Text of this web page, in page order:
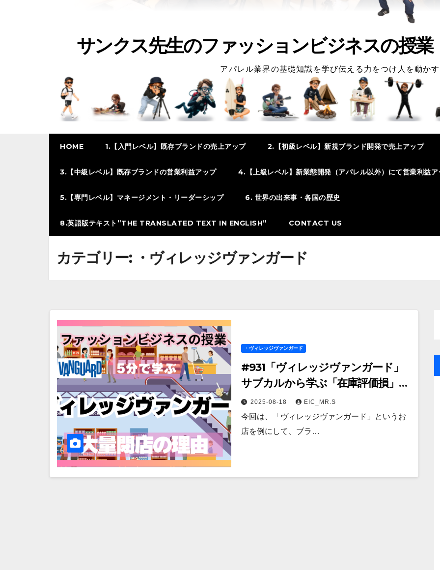
サンクス先生のファッションビジネスの授
アパレル業界の基礎知識を学び伝える力をつけ人を動かす
HOME 1.【入門レベル】既存ブランドの売上アップ 2.【初級レベル】新規ブランド開発で売上アップ
3.【中級レベル】既存ブランドの営業利益アップ 4.【上級レベル】新業態開発（アパレル以外）にて営業利益ア
5.【専門レベル】マネージメント・リーダーシップ 6. 世界の出来事・各国の歴史
8.英語版テキスト”THE TRANSLATED TEXT IN ENGLISH” CONTACT US
カテゴリー: ・ヴィレッジヴァンガード
・ヴィレッジヴァンガード
#931​「ヴィレッジヴァンガード」
サブカルから学ぶ「在庫評価損」と
ニッチ戦略
2025-08-18 EIC_MR.S
今回は、「ヴィレッジヴァンガード」というお
店を例にして、ブラ…